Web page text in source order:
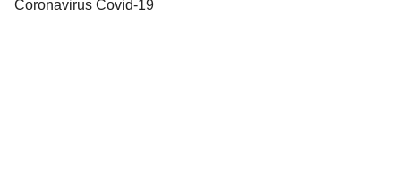
Coronavirus Covid-19